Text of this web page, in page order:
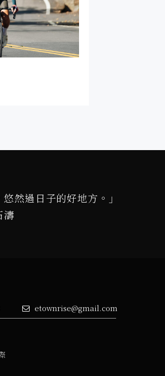
然過日子的好地方。」
濤
etownrise@gmail.com